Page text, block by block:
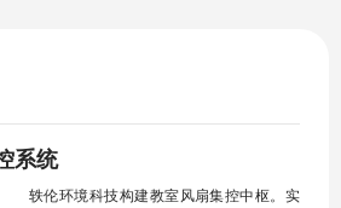
系统
轶伦环境科技构建教室风扇集控中枢。实